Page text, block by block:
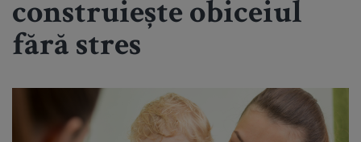
construiește obiceiul
fără stres